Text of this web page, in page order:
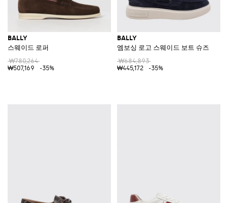
BALLY
스웨이드 로퍼
₩780,264
₩507,169
-35%
BALLY
엠보싱 로고 스웨이드 보트 슈즈
₩684,893
₩445,172
-35%